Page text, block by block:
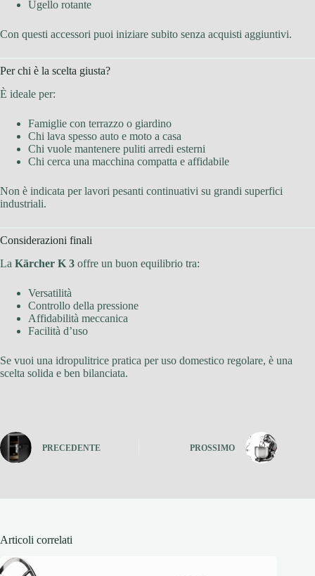
Ugello rotante
Con questi accessori puoi iniziare subito senza acquisti aggiuntivi.
Per chi è la scelta giusta?
È ideale per:
Famiglie con terrazzo o giardino
Chi lava spesso auto e moto a casa
Chi vuole mantenere puliti arredi esterni
Chi cerca una macchina compatta e affidabile
Non è indicata per lavori pesanti continuativi su grandi superfici
industriali.
Considerazioni finali
La Kärcher K 3 offre un buon equilibrio tra:
Versatilità
Controllo della pressione
Affidabilità meccanica
Facilità d’uso
Se vuoi una idropulitrice pratica per uso domestico regolare, è una
scelta solida e ben bilanciata.
PRECEDENTE PROSSIMO
Articoli correlati